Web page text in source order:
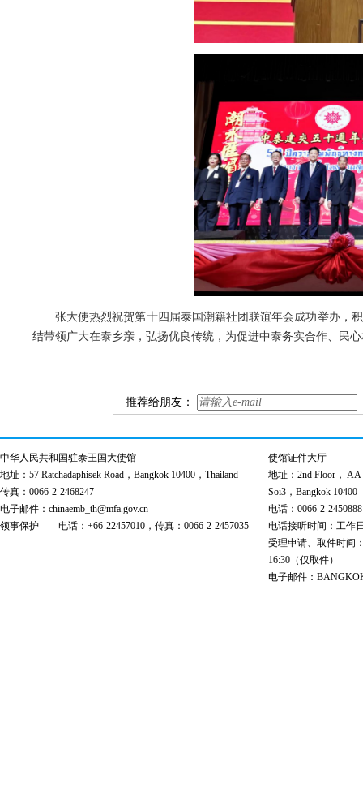
张大使热烈祝贺第十四届泰国潮籍社团联谊年会成功举办，
结带领广大在泰乡亲，弘扬优良传统，为促进中泰务实合作、民
推荐给朋友：
中华人民共和国驻泰王国大使馆
地址：57 Ratchadaphisek Road，Bangkok 10400，Thailand
传真：0066-2-2468247
电子邮件：chinaemb_th@mfa.gov.cn
领事保护——电话：+66-22457010，传真：0066-2-2457035
使馆证件大厅
地址：2nd Floor， AA
Soi3，Bangkok 10400
电话：0066-2-
电话接听时间：工作
受理申请、取件时间
16:30（仅取件）
电子邮件：